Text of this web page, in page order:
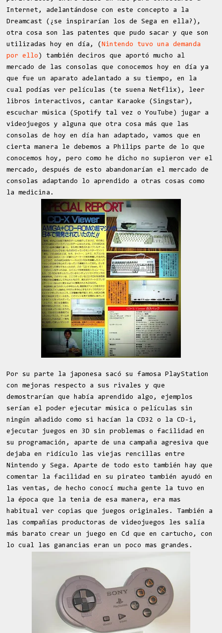
Internet, adelantándose con este concepto a la
Dreamcast (¿se inspirarían los de Sega en ella?),
otra cosa son las patentes que pudo sacar y que son
utilizadas hoy en día, (Nintendo tuvo una demanda
por ello ) también deciros que aportó mucho al
mercado de las consolas que conocemos hoy en día ya
que fue un aparato adelantado a su tiempo, en la
cual podías ver películas (te suena Netflix), leer
libros interactivos, cantar Karaoke (Singstar),
escuchar música (Spotify tal vez o YouTube) jugar a
videojuegos y alguna que otra cosa más que las
consolas de hoy en día han adaptado, vamos que en
cierta manera le debemos a Philips parte de lo que
conocemos hoy, pero como he dicho no supieron ver el
mercado, después de esto abandonarían el mercado de
consolas adaptando lo aprendido a otras cosas como
la medicina.
Por su parte la japonesa sacó su famosa PlayStation
con mejoras respecto a sus rivales y que
demostrarían que había aprendido algo, ejemplos
serían el poder ejecutar música o películas sin
ningún añadido como si hacían la CD32 o la CD-i,
ejecutar juegos en 3D sin problemas o facilidad en
su programación, aparte de una campaña agresiva que
dejaba en ridículo las viejas rencillas entre
Nintendo y Sega. Aparte de todo esto también hay que
comentar la facilidad en su pirateo también ayudó en
las ventas, de hecho conocí mucha gente la tuvo en
la época que la tenia de esa manera, era mas
habitual ver copias que juegos originales. También a
las compañías productoras de videojuegos les salía
más barato crear un juego en Cd que en cartucho, con
lo cual las ganancias eran un poco mas grandes.